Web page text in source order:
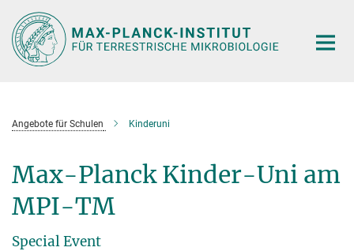
Hauptinhalt
Angebote für Schulen Kinderuni
Max-Planck Kinder-Uni am
MPI-TM
Special Event